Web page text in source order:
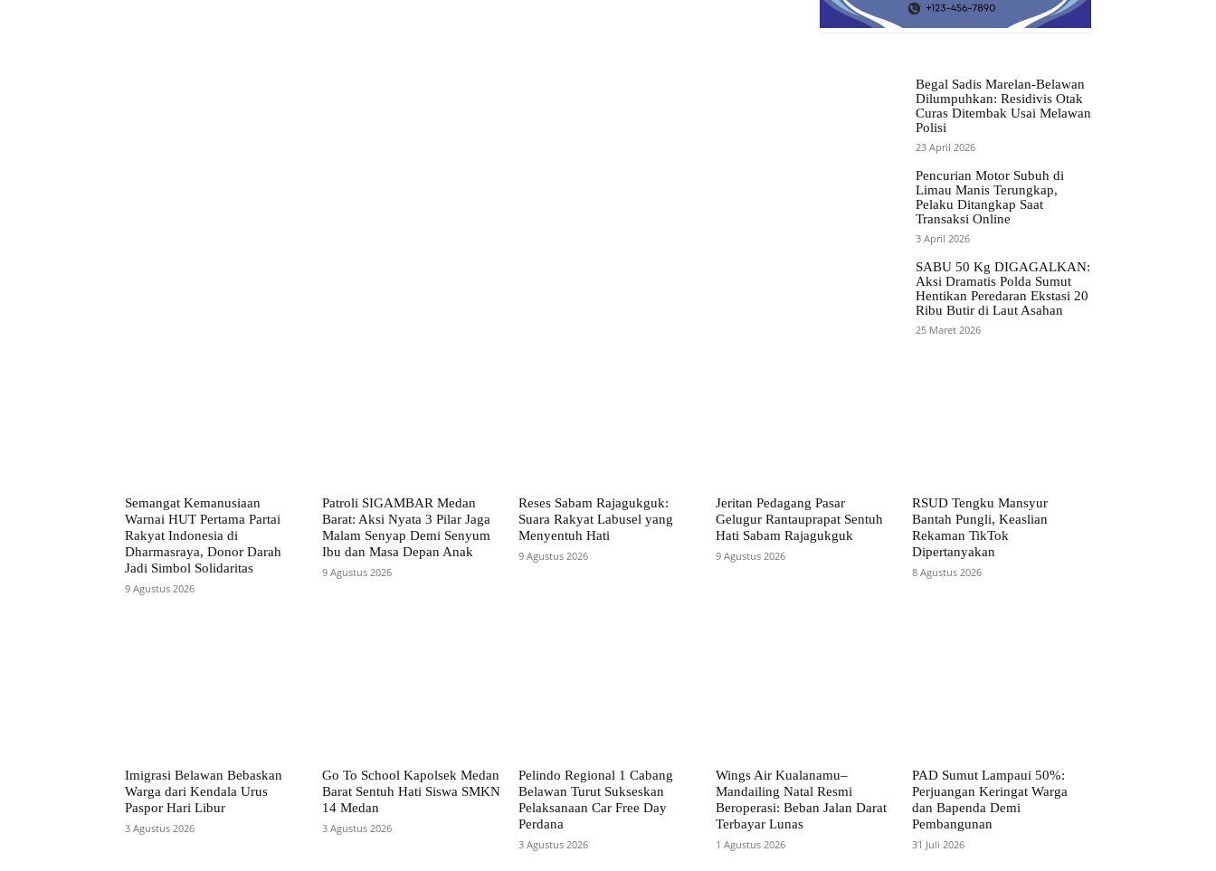
Begal Sadis Marelan-Belawan
Dilumpuhkan: Residivis Otak
Curas Ditembak Usai Melawan
Polisi
23 April 2026
Pencurian Motor Subuh di
Limau Manis Terungkap,
Pelaku Ditangkap Saat
Transaksi Online
3 April 2026
SABU 50 Kg DIGAGALKAN:
Aksi Dramatis Polda Sumut
Hentikan Peredaran Ekstasi 20
Ribu Butir di Laut Asahan
25 Maret 2026
Semangat Kemanusiaan
Warnai HUT Pertama Partai
Rakyat Indonesia di
Dharmasraya, Donor Darah
Jadi Simbol Solidaritas
9 Agustus 2026
Patroli SIGAMBAR Medan
Barat: Aksi Nyata 3 Pilar Jaga
Malam Senyap Demi Senyum
Ibu dan Masa Depan Anak
9 Agustus 2026
Reses Sabam Rajagukguk:
Suara Rakyat Labusel yang
Menyentuh Hati
9 Agustus 2026
Jeritan Pedagang Pasar
Gelugur Rantauprapat Sentuh
Hati Sabam Rajagukguk
9 Agustus 2026
RSUD Tengku Mansyur
Bantah Pungli, Keaslian
Rekaman TikTok
Dipertanyakan
8 Agustus 2026
Imigrasi Belawan Bebaskan
Warga dari Kendala Urus
Paspor Hari Libur
3 Agustus 2026
Go To School Kapolsek Medan
Barat Sentuh Hati Siswa SMKN
14 Medan
3 Agustus 2026
Pelindo Regional 1 Cabang
Belawan Turut Sukseskan
Pelaksanaan Car Free Day
Perdana
3 Agustus 2026
Wings Air Kualanamu–
Mandailing Natal Resmi
Beroperasi: Beban Jalan Darat
Terbayar Lunas
1 Agustus 2026
PAD Sumut Lampaui 50%:
Perjuangan Keringat Warga
dan Bapenda Demi
Pembangunan
31 Juli 2026